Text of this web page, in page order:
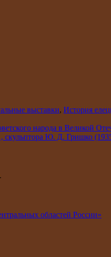
выставки, История
народа в Великой
скульптора Ю. Д. Гришко
.
областей России»